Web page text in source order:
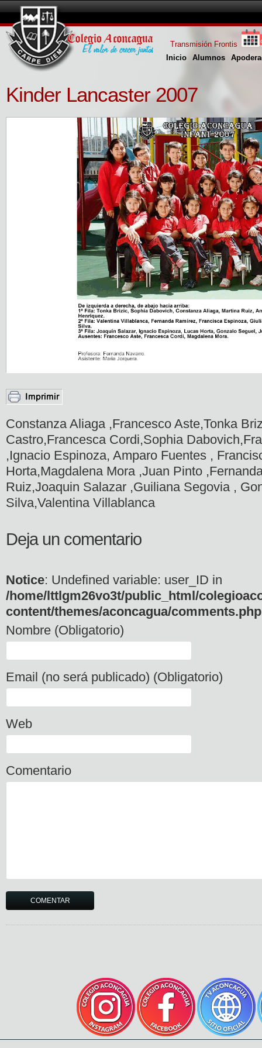
Inicio Alumnos
Transmisión Frontis
Kinder Lancaster 2007
Constanza Aliaga ,Francesco Aste,Tonka
Castro,Francesca Cordi,Sophia
,Ignacio Espinoza, Amparo Fuentes ,
Horta,Magdalena Mora ,Juan Pinto
Ruiz,Joaquin Salazar ,Guiliana Segovia ,
Silva,Valentina Villablanca
Deja un comentario
Notice: Undefined variable: user_ID in
/home/lttlgm26vo3t/public_html/
content/themes/aconcagua/comments.php
Nombre (Obligatorio)
Email (no será publicado) (Obligatorio)
Web
Comentario